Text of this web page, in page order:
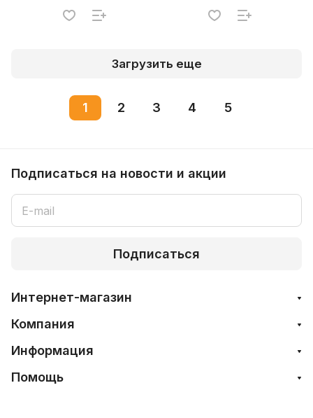
Загрузить еще
1 2 3 4 5
Подписаться на новости и акции
Подписаться
Интернет-магазин
Компания
Информация
Помощь